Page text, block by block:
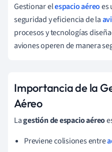
Gestionar elespacio aéreoes
seguridad y eficiencia de la
procesos y tecnologías
aviones operen de manera
Importancia de la
Aéreo
Lagestión de espacio aéreo
Previene colisiones entre